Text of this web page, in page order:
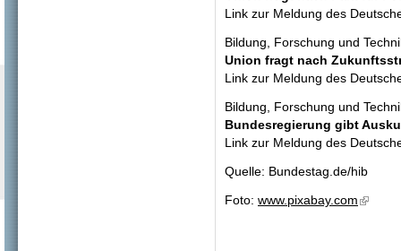
Link zur Meldung des
Bildung, Forschung und
Union fragt nach
Link zur Meldung des
Bildung, Forschung und
Bundesregierung gibt
Link zur Meldung des
Quelle: Bundestag.de/hib
Foto: www.pixabay.com